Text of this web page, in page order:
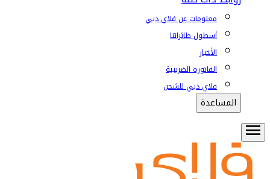
معلومات عن فلاي دبي
أسطول طائراتنا
الأخبار
الفاتورة الضريبية
فلاي دبي للشحن
المساعدة